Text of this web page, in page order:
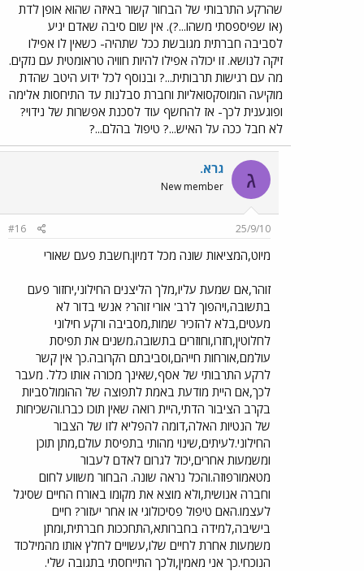
שהרקע התרבותי של הבחור קשור באיזה שהוא אופן לדת
(או שפיספסתי משהו...?). אין שום סיבה שאדם יגיע
לסביבה חברתית מגובשת ככל שתהיה- כשאין לו אפילו
זיקה לנושא. זו יכולה אפילו להיות חוויה טראומטית עם נזקים.
מה עם רגישות תרבותית...? ובנוסף לכל ידוע היטב שהדת
מוקיעה הומוסקסואליות וחברת סבלנות עד התיחסות אלימה
ופוגענית לכך- אז להחשף עוד לסכנת אפשרות של נידוי?
לא חבל ככה על האיש...? טיפול בהלם...?
ג גרא.
New member
25/9/10
#16
מיוט,המציאות שונה מכל דמיון.חשבת פעם שאורי
זוהר,אם שמעת עליו,מלך הליצנים החילוני,יחזור פעם
בתשובה,ויהפוך לרב' אורי זוהר? אנשי בדור לא
מעטים,בלא להזכיר שמות,מסביבה ורקע חילוני
לחלוטין,חזרו,וחוזרים בתשובה.משנים את תפיסת
עולמם,אורחות חייהם,וסביבתם הקרובה.כך אין קשר
לרקע התרבותי של אסף,שאינך מכורה אותו כלל. מעבר
לכך,אם היית מודעת באמת לתפוצה של ההומולסביות
בקרב הציבור הדתי,היית רואה שאין תוכו כברו.והשכיחות
של הנטיות האלה,דומה להפליא לזו של הצבור
החילוני.לעיתים,שינוי מהותי בתפיסת עולם,מתן תוכן
ומשמעות אחרים,יכול לגרום לאדם לעבור
מטאמורפוזה.והכל נראה שונה. הבחור משווע לחום
וחברה אנושית,ולא מוצא את מקומו באורח החיים שסיגל
לעצמו.האם טיפול פסיכולוגי או אחר יעזור? חיים
בישיבה,למידה בחברותא,התחככות חברתית,ומתן
משמעות אחרת לחיים שלו,עשויים לחלץ אותו מהמילכוד
הנוכחי.כך אני מאמין,ולכך התייחסתי בתגובה שלי.